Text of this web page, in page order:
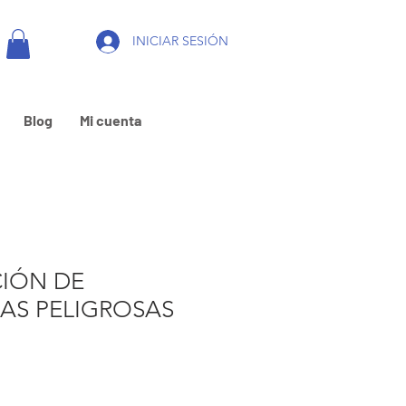
INICIAR SESIÓN
Blog Mi cuenta
DE
PELIGROSAS